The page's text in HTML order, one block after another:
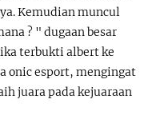
Kemudian muncul
? " dugaan besar
terbukti albert ke
onic esport, mengingat
juara pada kejuaraan